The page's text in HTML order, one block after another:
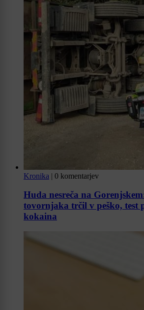
Kronika | 0 komentarjev
Huda nesreča na
tovornjaka trčil v peško, test
kokaina